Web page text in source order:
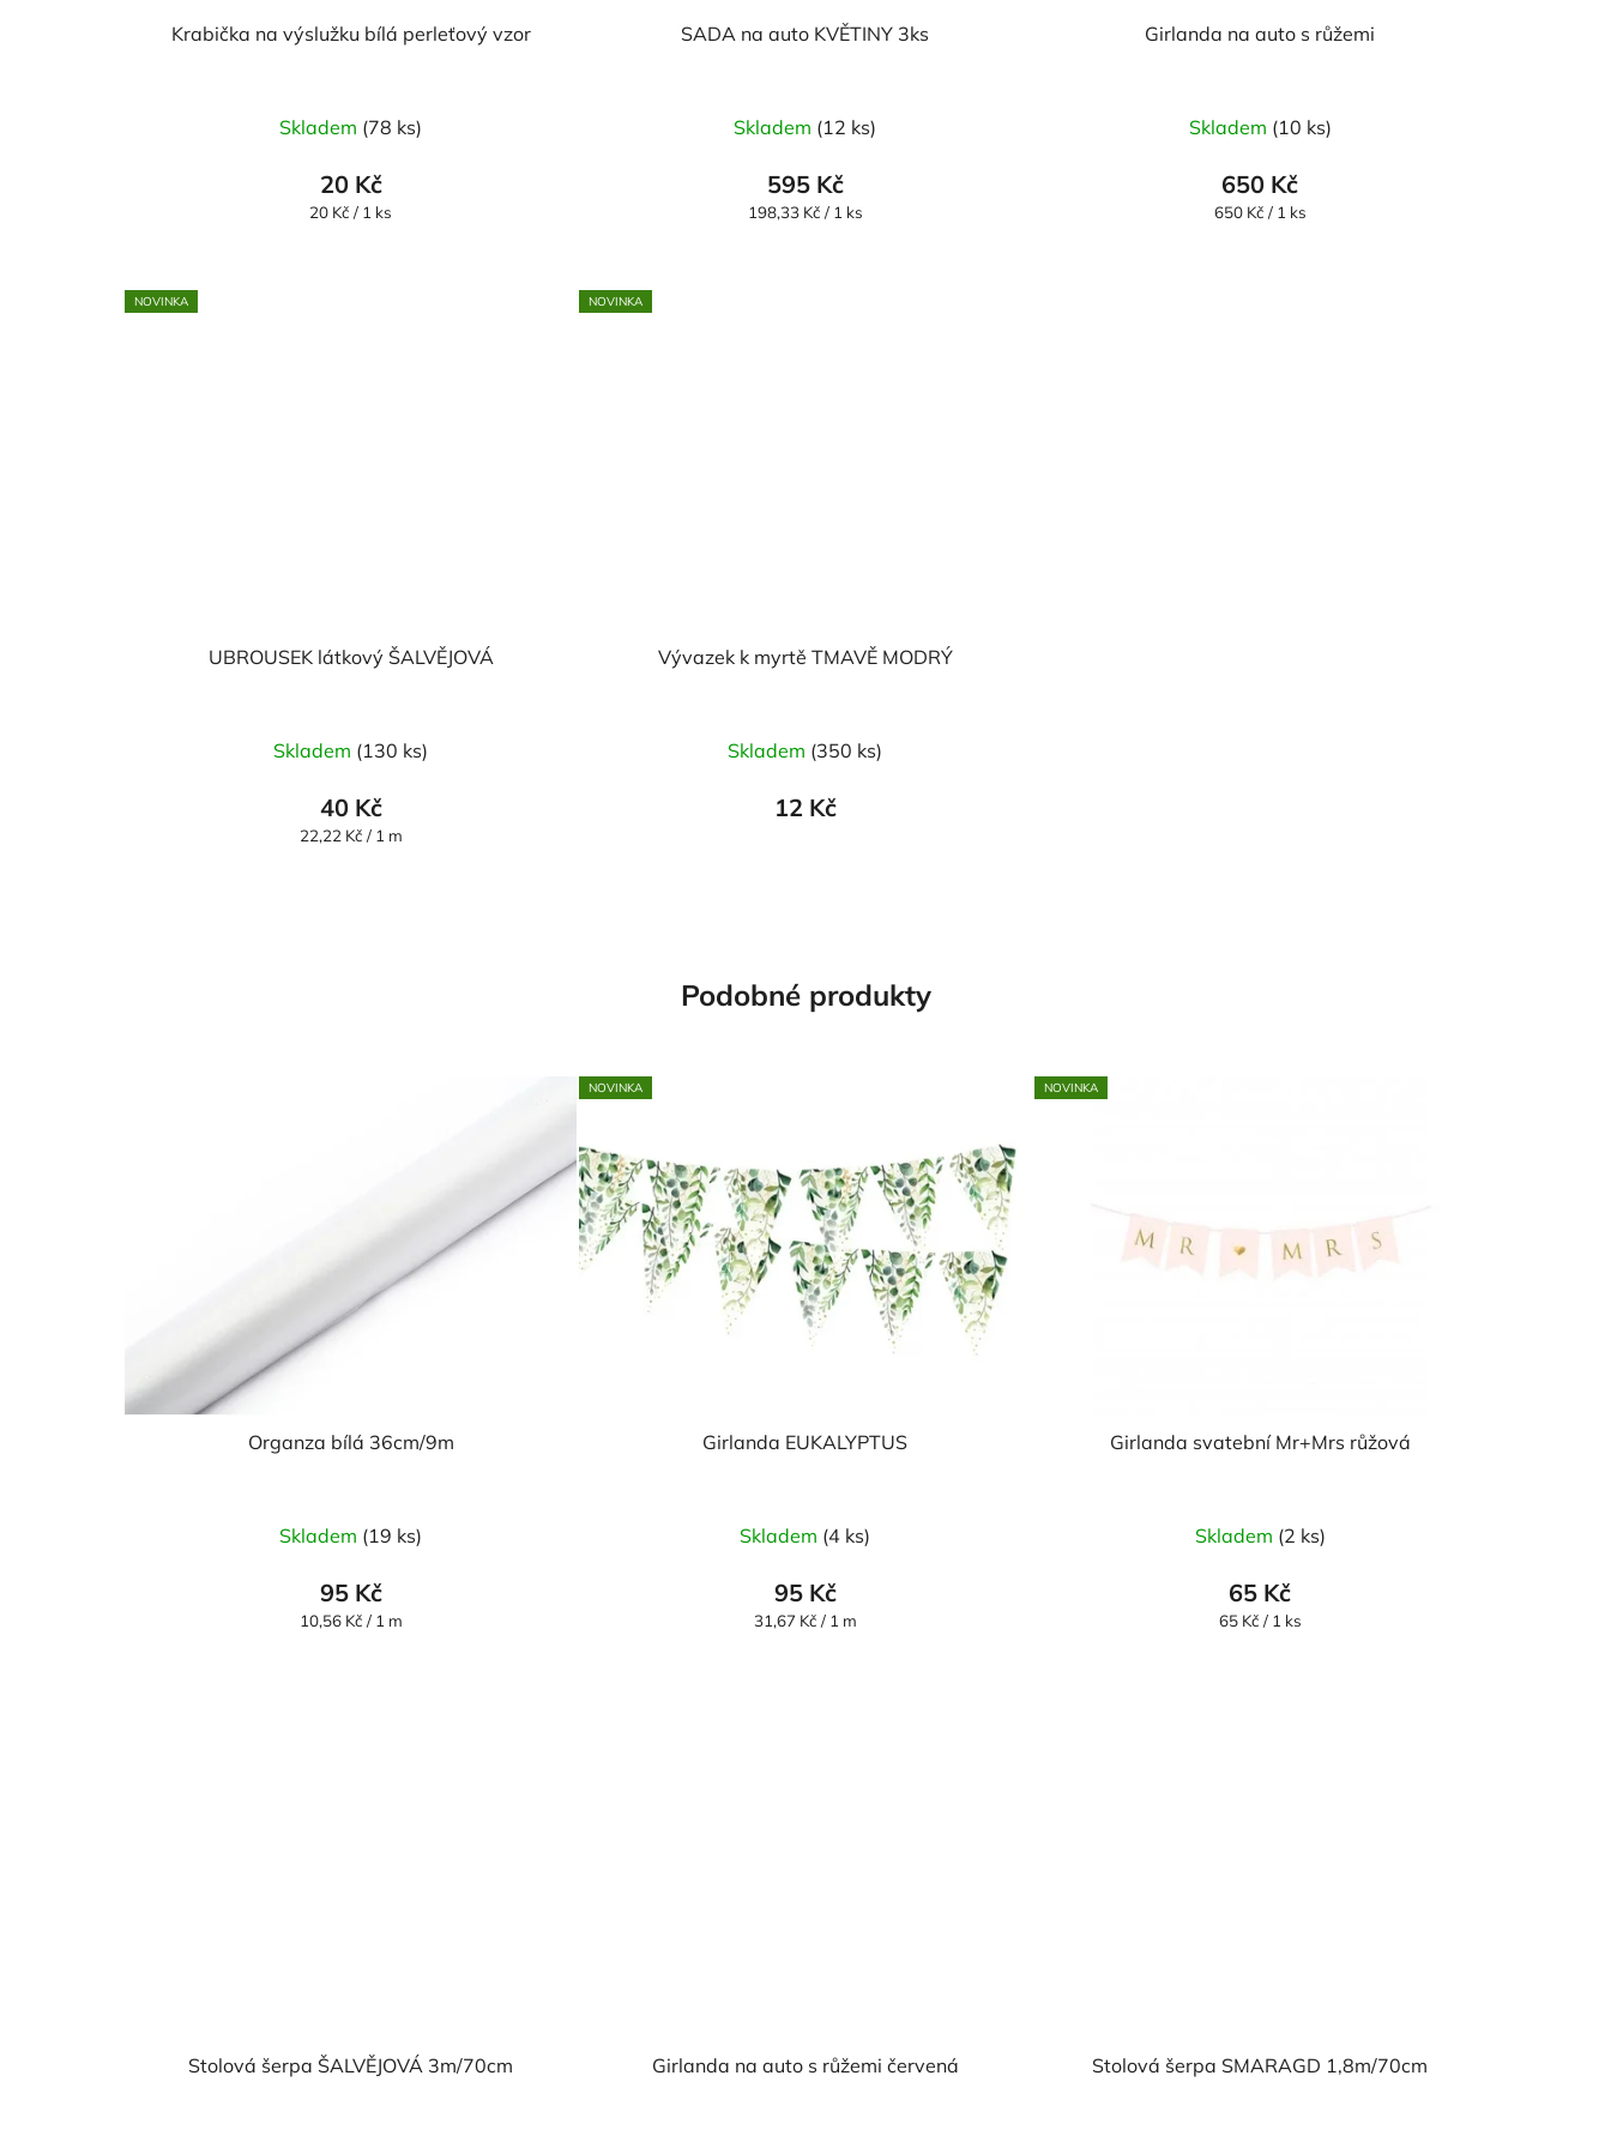
Krabička na výslužku bílá perleťový vzor
Skladem (78 ks)
20 Kč
Měrná
20 Kč / 1 ks
SADA na auto KVĚTINY 3ks
hodnocení
produktu
je
Skladem (12 ks)
595 Kč
Měrná
198,33 Kč / 1 ks
Girlanda na auto s růžemi
hodnocení
produktu
je
Skladem (10 ks)
650 Kč
Měrná
650 Kč / 1 ks
NOVINKA
UBROUSEK látkový ŠALVĚJOVÁ
Skladem (130 ks)
40 Kč
Měrná
22,22 Kč / 1 m
NOVINKA
Vývazek k myrtě TMAVĚ MODRÝ
Skladem (350 ks)
12 Kč
Podobné produkty
Organza bílá 36cm/9m
hodnocení
produktu
je
Skladem (19 ks)
95 Kč
Měrná
10,56 Kč / 1 m
NOVINKA
Girlanda EUKALYPTUS
Skladem (4 ks)
95 Kč
Měrná
31,67 Kč / 1 m
NOVINKA
Girlanda svatební Mr+Mrs růžová
Skladem (2 ks)
65 Kč
Měrná
65 Kč / 1 ks
Stolová šerpa ŠALVĚJOVÁ 3m/70cm Girlanda na auto s růžemi červená Stolová šerpa SMARAGD 1,8m/70cm